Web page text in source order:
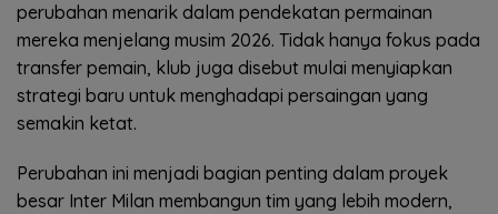
perubahan menarik dalam pendekatan permainan
mereka menjelang musim 2026. Tidak hanya fokus pada
transfer pemain, klub juga disebut mulai menyiapkan
strategi baru untuk menghadapi persaingan yang
semakin ketat.
Perubahan ini menjadi bagian penting dalam proyek
besar Inter Milan membangun tim yang lebih modern,